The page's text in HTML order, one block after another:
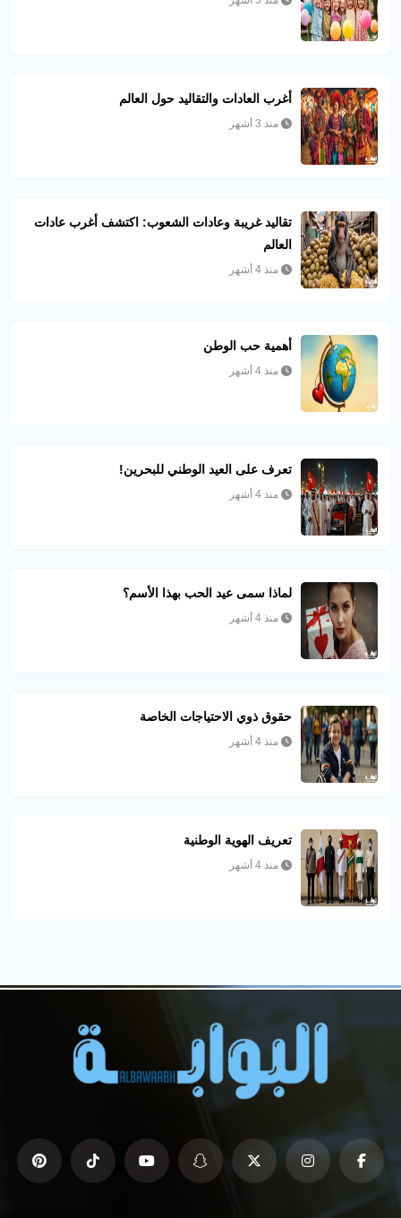
أغرب العادات والتقاليد حول العالم
منذ 3 أشهر
تقاليد غريبة وعادات الشعوب: اكتشف أغرب عادات
العالم
منذ 4 أشهر
أهمية حب الوطن
منذ 4 أشهر
تعرف على العيد الوطني للبحرين!
منذ 4 أشهر
لماذا سمى عيد الحب بهذا الأسم؟
منذ 4 أشهر
حقوق ذوي الاحتياجات الخاصة
منذ 4 أشهر
تعريف الهوية الوطنية
منذ 4 أشهر